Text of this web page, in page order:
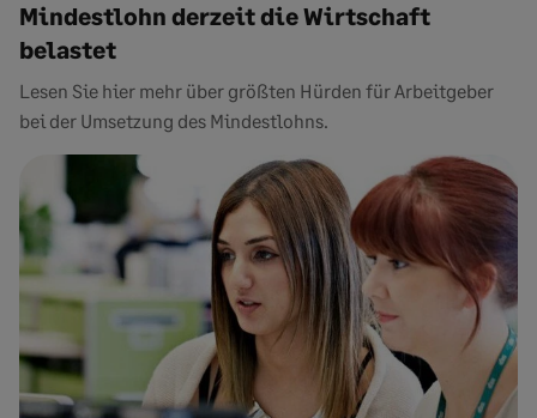
Mindestlohn derzeit die Wirtschaft
belastet
Lesen Sie hier mehr über größten Hürden für Arbeitgeber
bei der Umsetzung des Mindestlohns.